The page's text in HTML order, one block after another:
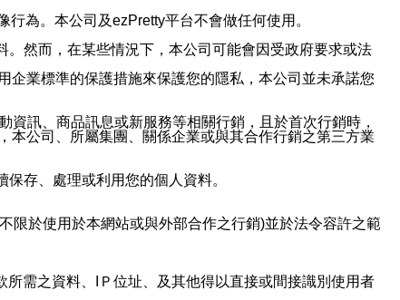
為。本公司及ezPretty平台不會做任何使用。
然而，在某些情況下，本公司可能會因受政府要求或法
業標準的保護措施來保護您的隱私，本公司並未承諾您
訊、商品訊息或新服務等相關行銷，且於首次行銷時，
本公司、所屬集團、關係企業或與其合作行銷之第三方業
存、處理或利用您的個人資料。
限於使用於本網站或與外部合作之行銷)並於法令容許之範
需之資料、IＰ位址、及其他得以直接或間接識別使用者